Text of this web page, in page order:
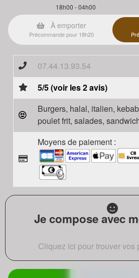
18h00 - 04h00
À emporter
Précommande pour 18h20
07.44.13.93.54
5/5 (voir les 2 avis)
Burgers, halal, italien,
poulet frit, salades,
Moyens de paiement :
Je compose avec
Cliquez ici pour trouver vos